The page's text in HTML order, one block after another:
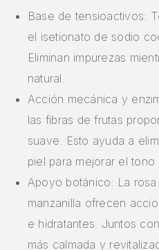
Base de tensioactivos:
el isetionato de sodio
Eliminan impurezas
natural.
Acción mecánica y
las fibras de frutas
suave. Esto ayuda a
piel para mejorar el tono
Apoyo botánico: La
manzanilla ofrecen
e hidratantes. Juntos
más calmada y